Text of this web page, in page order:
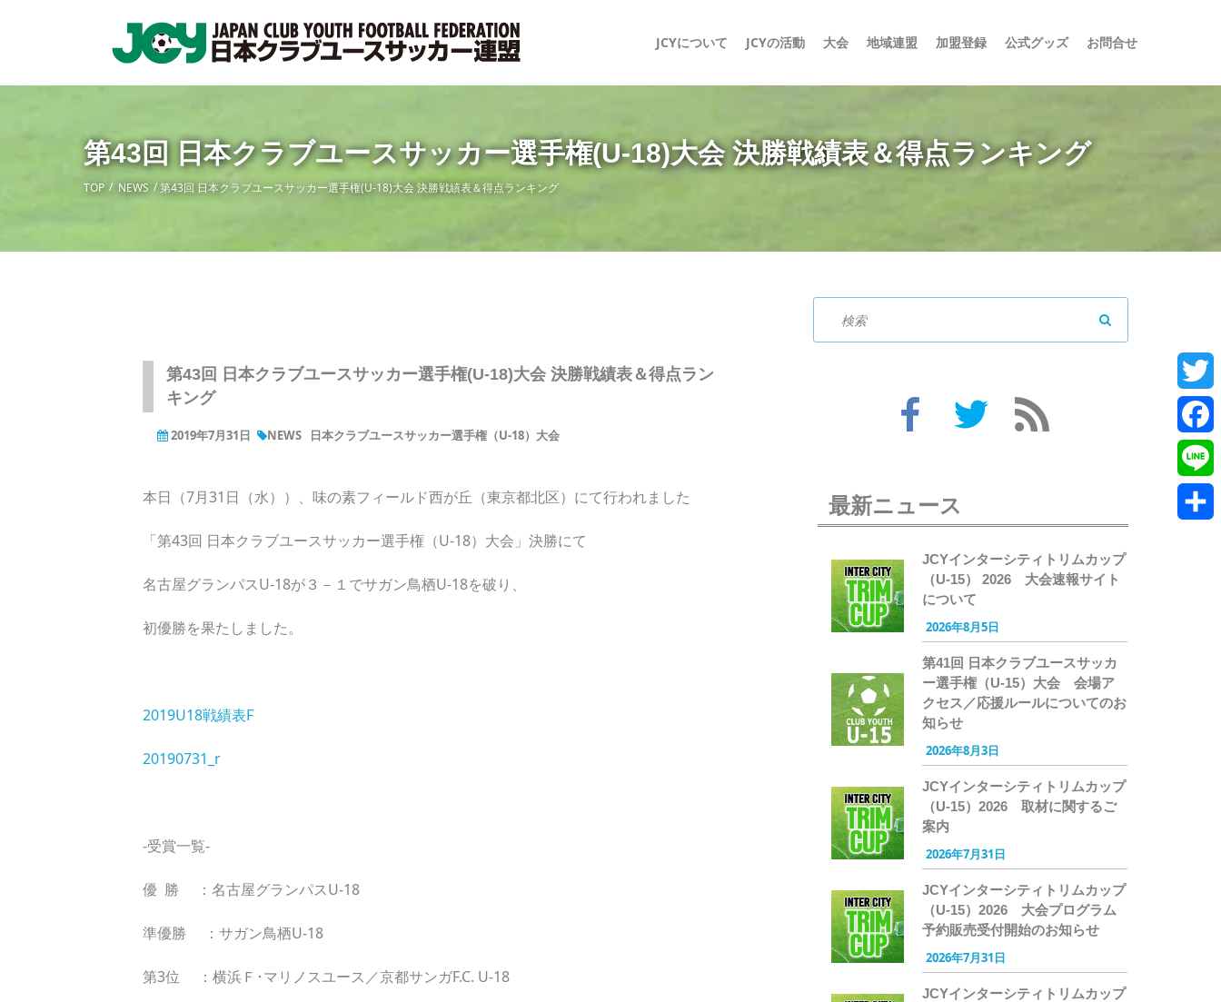
JCYについて JCYの活動 大会 地域連盟 加盟登録 公式グッズ お問合せ
第43回 日本クラブユースサッカー選手権(U-18)大会 決勝戦績表＆得点ランキング
TOP NEWS 第43回 日本クラブユースサッカー選手権(U-18)大会 決勝戦績表＆得点ランキング
第43回 日本クラブユースサッカー選手権(U-18)大会 決勝戦績表＆得点ラン
キング
2019年7月31日 NEWS 日本クラブユースサッカー選手権（U-18）大会
本日（7月31日（水））、味の素フィールド西が丘（東京都北区）にて行われました
「第43回 日本クラブユースサッカー選手権（U-18）大会」決勝にて
名古屋グランパスU-18が３－１でサガン鳥栖U-18を破り、
初優勝を果たしました。
2019U18戦績表F
20190731_r
‐受賞一覧‐
優 勝 ：名古屋グランパスU-18
準優勝 ：サガン鳥栖U-18
第3位 ：横浜Ｆ･マリノスユース／京都サンガF.C. U-18
最新ニュース
JCYインターシティトリムカップ
（U-15） 2026 大会速報サイト
について
2026年8月5日
第41回 日本クラブユースサッカ
ー選手権（U-15）大会 会場ア
クセス／応援ルールについてのお
知らせ
2026年8月3日
JCYインターシティトリムカップ
（U-15）2026 取材に関するご
案内
2026年7月31日
JCYインターシティトリムカップ
（U-15）2026 大会プログラム
予約販売受付開始のお知らせ
2026年7月31日
JCYインターシティトリムカップ
Line